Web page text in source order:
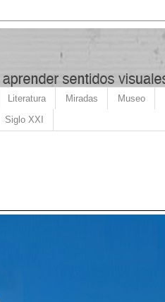
Literatura Miradas Museo
Siglo XXI